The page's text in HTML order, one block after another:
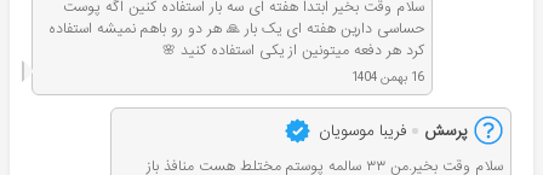
سلام وقت بخیر ابتدا هفته ای سه بار استفاده کنین اگه پوست
حساسی دارین هفته ای یک بار 🙏 هر دو رو باهم نمیشه استفاده
کرد هر دفعه میتونین از یکی استفاده کنید 🌸
16 بهمن 1404
پرسش فریبا موسویان
سلام وقت بخیر.من ۳۳ سالمه پوستم مختلط هست منافذ باز